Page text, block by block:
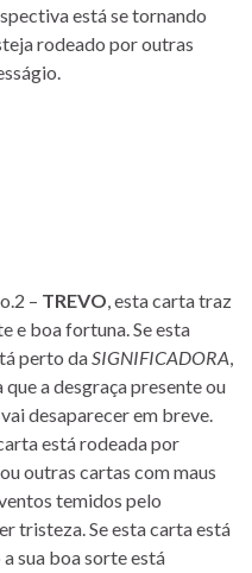
está se tornando
rodeado por outras
– TREVO, esta carta traz
e boa fortuna. Se esta
perto daSIGNIFICADORA,
a desgraça presente ou
desaparecer em breve.
está rodeada por
outras cartas com maus
temidos pelo
tristeza. Se esta carta está
a sua boa sorte está